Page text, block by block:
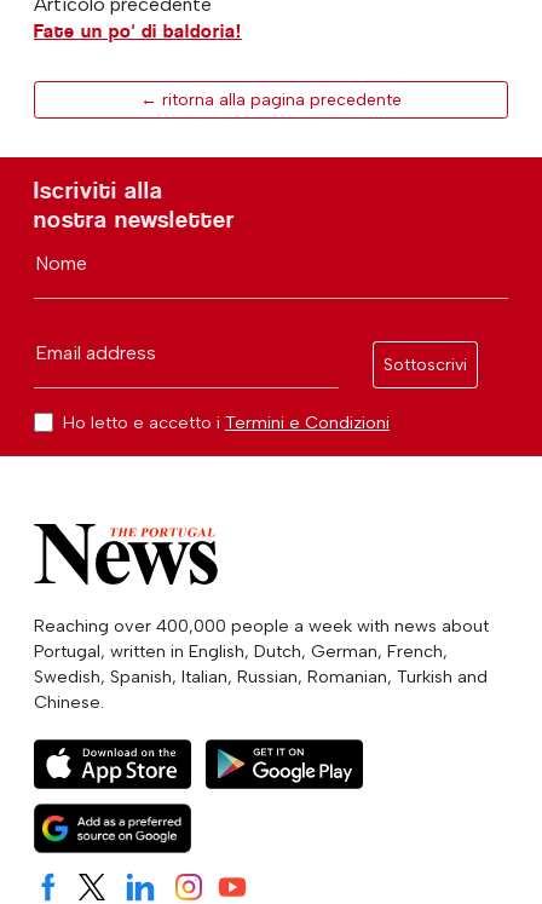
Fate un po' di baldoria!
← ritorna alla pagina precedente
Iscriviti alla
nostra newsletter
Nome
Email address
Sottoscrivi
Ho letto e accetto i Termini e Condizioni
Reaching over 400,000 people a week with news about
Portugal, written in English, Dutch, German, French,
Swedish, Spanish, Italian, Russian, Romanian, Turkish and
Chinese.